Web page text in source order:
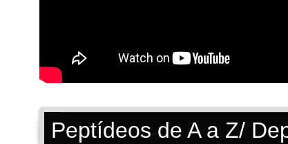
Peptídeos de A a Z/